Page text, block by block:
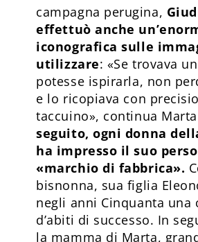
campagna perugina,
effettuò anche
iconografica sulle
utilizzare: «Se trovava
potesse ispirarla, non
e lo ricopiava con
taccuino», continua
seguito, ogni donna
ha impresso il suo
«marchio di fabbrica».
bisnonna, sua figlia
negli anni Cinquanta una
d’abiti di successo. In
la mamma di Marta,